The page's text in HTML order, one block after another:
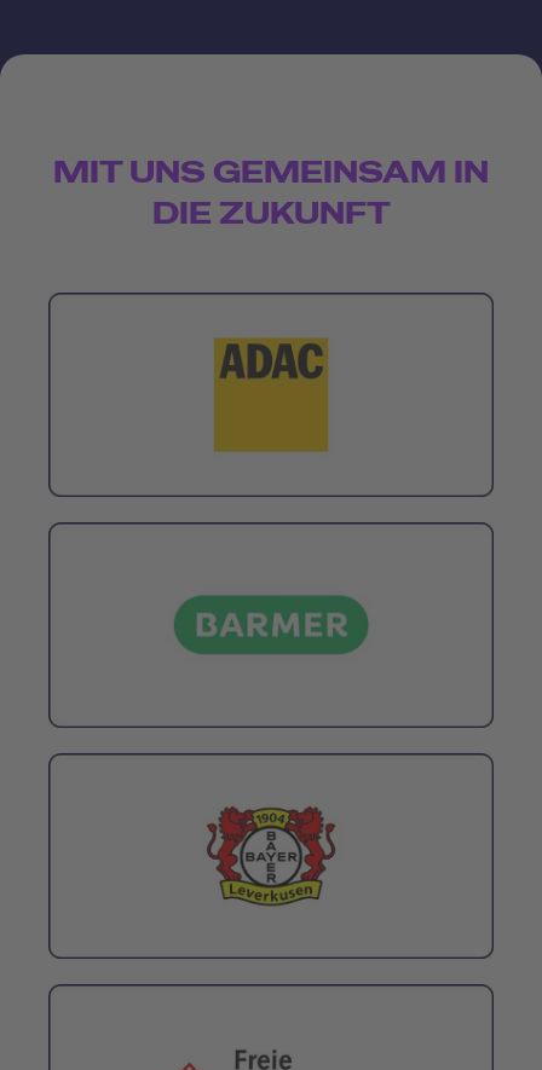
MIT UNS GEMEINSAM IN
DIE ZUKUNFT